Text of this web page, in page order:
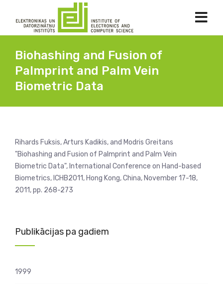
Biohashing and Fusion of
Palmprint and Palm Vein
Biometric Data
Rihards Fuksis, Arturs Kadikis, and Modris Greitans
"Biohashing and Fusion of Palmprint and Palm Vein
Biometric Data", International Conference on Hand-based
Biometrics, ICHB2011, Hong Kong, China, November 17-18,
2011, pp. 268-273
Publikācijas pa gadiem
1999